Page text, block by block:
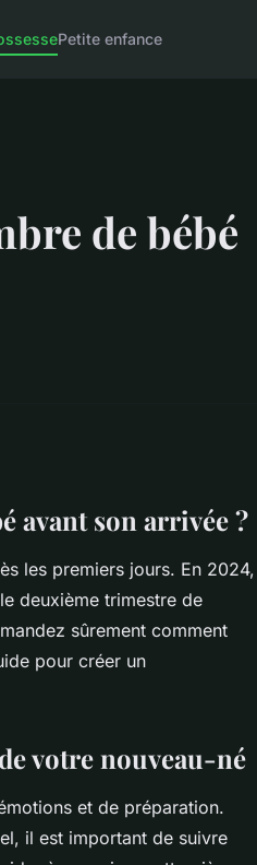
Petite enfance
de bébé
avant son arrivée ?
les premiers jours. En 2024,
deuxième trimestre de
sûrement comment
pour créer un
votre nouveau-né
et de préparation.
il est important de suivre